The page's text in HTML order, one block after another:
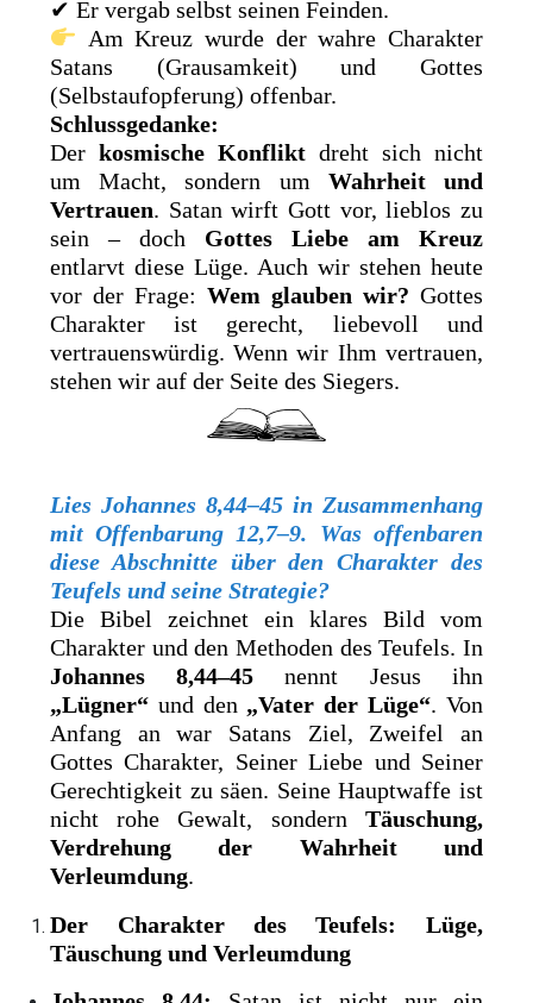
✔ Er vergab selbst seinen Feinden.
Am Kreuz wurde der wahre Charakter
Satans (Grausamkeit) und Gottes
(Selbstaufopferung) offenbar.
Schlussgedanke:
Derkosmische Konflikt dreht sich nicht
um Macht, sondern um Wahrheit und
Vertrauen. Satan wirft Gott vor, lieblos zu
sein – doch Gottes Liebe am Kreuz
entlarvt diese Lüge. Auch wir stehen heute
vor der Frage: Wem glauben wir? Gottes
Charakter ist gerecht, liebevoll und
vertrauenswürdig. Wenn wir Ihm vertrauen,
stehen wir auf der Seite des Siegers.
LiesJohannes 8,44–45 in Zusammenhang
mit Offenbarung 12,7–9. Was offenbaren
diese Abschnitte über den Charakter des
Teufels und seine Strategie?
Die Bibel zeichnet ein klares Bild vom
Charakter und den Methoden des Teufels. In
Johannes 8,44–45 nennt Jesus ihn
„Lügner“ und den „Vater der Lüge“. Von
Anfang an war Satans Ziel, Zweifel an
Gottes Charakter, Seiner Liebe und Seiner
Gerechtigkeit zu säen. Seine Hauptwaffe ist
nicht rohe Gewalt, sondern Täuschung,
Verdrehung der Wahrheit und
Verleumdung.
Der Charakter des Teufels: Lüge,
Täuschung und Verleumdung